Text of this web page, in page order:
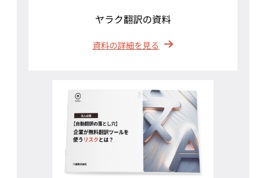
ヤラク翻訳の資料
資料の詳細を見る